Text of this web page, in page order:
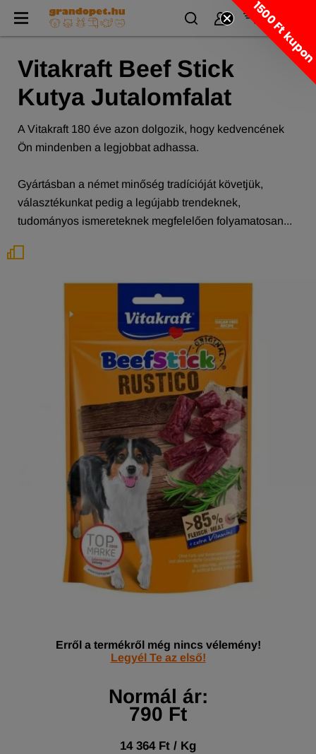
Vitakraft Beef Stick
Kutya Jutalomfalat
A Vitakraft 180 éve azon dolgozik, hogy kedvencének
Ön mindenben a legjobbat adhassa.
Gyártásban a német minőség tradícióját követjük,
választékunkat pedig a legújabb trendeknek,
tudományos ismereteknek megfelelően folyamatosan...
Erről a termékről még nincs vélemény!
Legyél Te az első!
Normál ár:
790 Ft
14 364 Ft / Kg
1500 Ft